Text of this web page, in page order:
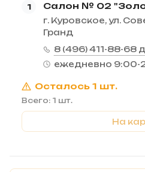
1 Салон № 02
г. Куровское, ул.
Гранд
8 (496) 411-88-68
ежедневно 9:00-
Осталось 1 шт.
Всего: 1 шт.
На